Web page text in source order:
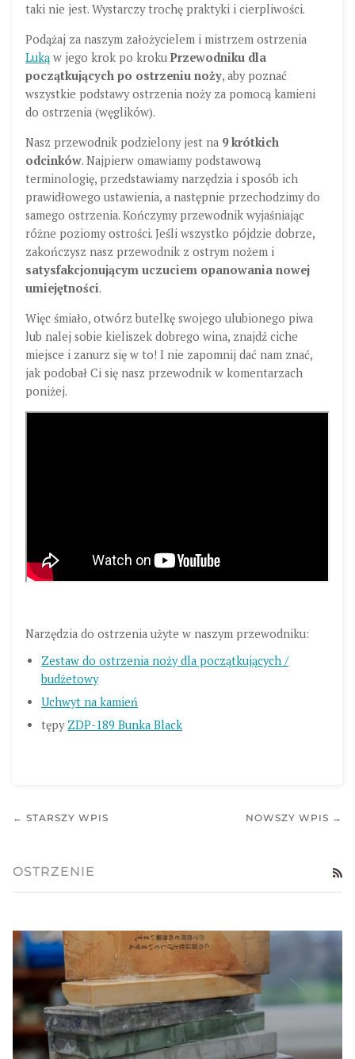
taki nie jest. Wystarczy trochę praktyki i cierpliwości.
Podążaj za naszym założycielem i mistrzem ostrzenia
Luką w jego krok po kroku Przewodniku dla
początkujących po ostrzeniu noży, aby poznać
wszystkie podstawy ostrzenia noży za pomocą kamieni
do ostrzenia (węglików).
Nasz przewodnik podzielony jest na 9 krótkich
odcinków. Najpierw omawiamy podstawową
terminologię, przedstawiamy narzędzia i sposób ich
prawidłowego ustawienia, a następnie przechodzimy do
samego ostrzenia. Kończymy przewodnik wyjaśniając
różne poziomy ostrości. Jeśli wszystko pójdzie dobrze,
zakończysz nasz przewodnik z ostrym nożem i
satysfakcjonującym uczuciem opanowania nowej
umiejętności.
Więc śmiało, otwórz butelkę swojego ulubionego piwa
lub nalej sobie kieliszek dobrego wina, znajdź ciche
miejsce i zanurz się w to! I nie zapomnij dać nam znać,
jak podobał Ci się nasz przewodnik w komentarzach
poniżej.
Narzędzia do ostrzenia użyte w naszym przewodniku:
Zestaw do ostrzenia noży dla początkujących /
budżetowy
Uchwyt na kamień
tępy ZDP-189 Bunka Black
← STARSZY WPIS NOWSZY WPIS →
OSTRZENIE